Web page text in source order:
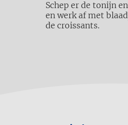
Schep er de tonijn
en werk af met
de croissants.